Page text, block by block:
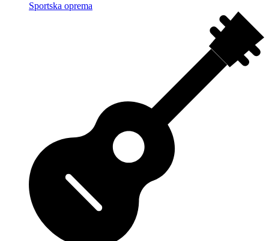
Sportska oprema